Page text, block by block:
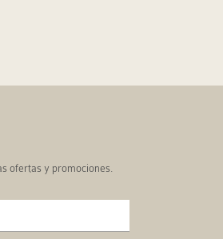
ofertas y promociones.